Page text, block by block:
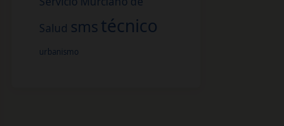
Salud sms técnico
urbanismo